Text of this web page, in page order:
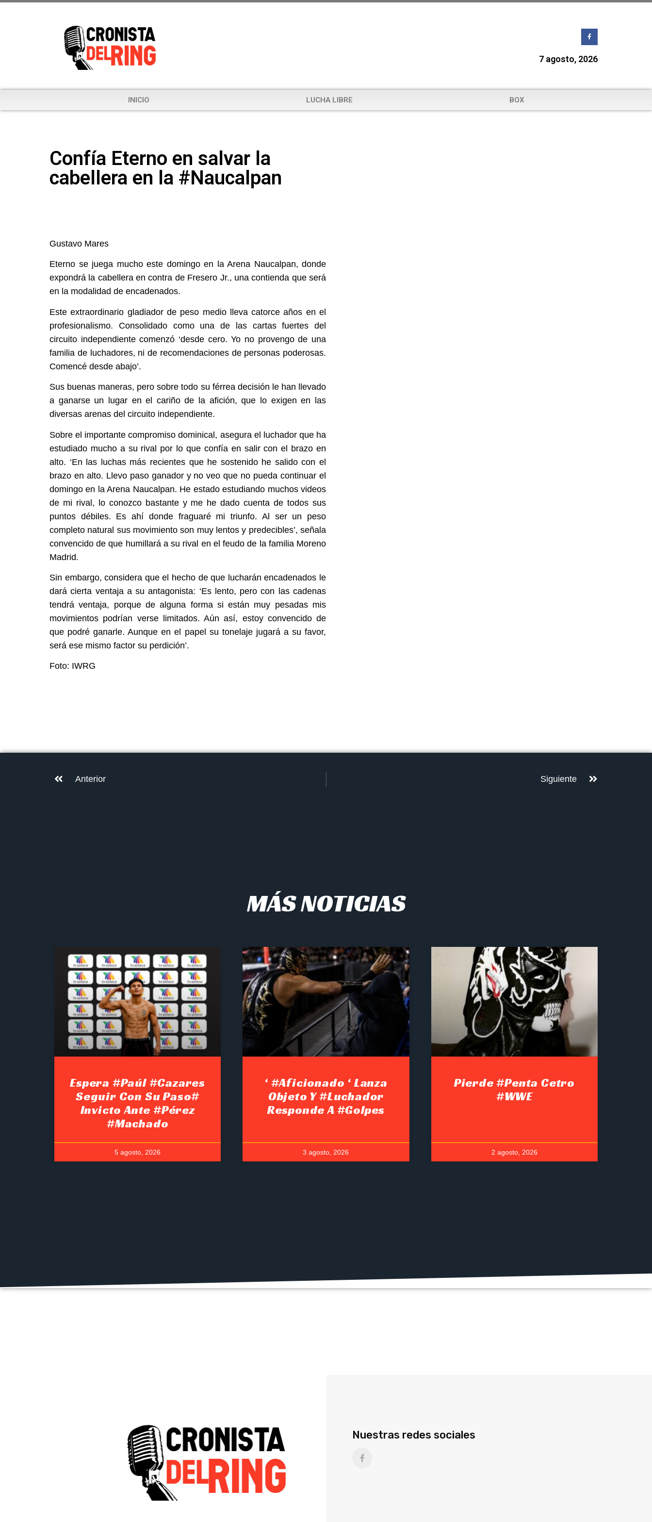
7 agosto, 2026
INICIO LUCHA LIBRE BOX
Confía Eterno en salvar la
cabellera en la #Naucalpan
Gustavo Mares
Eterno se juega mucho este domingo en la Arena Naucalpan, donde
expondrá la cabellera en contra de Fresero Jr., una contienda que será
en la modalidad de encadenados.
Este extraordinario gladiador de peso medio lleva catorce años en el
profesionalismo. Consolidado como una de las cartas fuertes del
circuito independiente comenzó ‘desde cero. Yo no provengo de una
familia de luchadores, ni de recomendaciones de personas poderosas.
Comencé desde abajo’.
Sus buenas maneras, pero sobre todo su férrea decisión le han llevado
a ganarse un lugar en el cariño de la afición, que lo exigen en las
diversas arenas del circuito independiente.
Sobre el importante compromiso dominical, asegura el luchador que ha
estudiado mucho a su rival por lo que confía en salir con el brazo en
alto. ‘En las luchas más recientes que he sostenido he salido con el
brazo en alto. Llevo paso ganador y no veo que no pueda continuar el
domingo en la Arena Naucalpan. He estado estudiando muchos videos
de mi rival, lo conozco bastante y me he dado cuenta de todos sus
puntos débiles. Es ahí donde fraguaré mi triunfo. Al ser un peso
completo natural sus movimiento son muy lentos y predecibles’, señala
convencido de que humillará a su rival en el feudo de la familia Moreno
Madrid.
Sin embargo, considera que el hecho de que lucharán encadenados le
dará cierta ventaja a su antagonista: ‘Es lento, pero con las cadenas
tendrá ventaja, porque de alguna forma si están muy pesadas mis
movimientos podrían verse limitados. Aún así, estoy convencido de
que podré ganarle. Aunque en el papel su tonelaje jugará a su favor,
será ese mismo factor su perdición’.
Foto: IWRG
Anterior Siguiente
MÁS NOTICIAS
Espera #Paúl #Cazares
Seguir Con Su Paso#
Invicto Ante #Pérez
#Machado
5 agosto, 2026
‘ #Aficionado ‘ Lanza
Objeto Y #luchador
Responde A #golpes
3 agosto, 2026
Pierde #Penta Cetro
#WWE
2 agosto, 2026
Nuestras redes sociales